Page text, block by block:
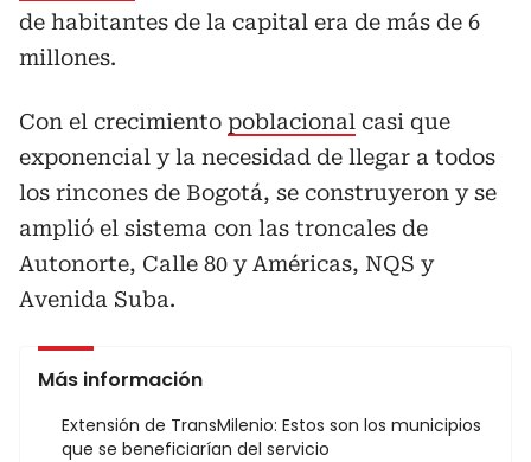
de habitantes de la capital era de más de 6
millones.
Con el crecimiento poblacional casi que
exponencial y la necesidad de llegar a todos
los rincones de Bogotá, se construyeron y se
amplió el sistema con las troncales de
Autonorte, Calle 80 y Américas, NQS y
Avenida Suba.
Más información
Extensión de TransMilenio: Estos son los municipios
que se beneficiarían del servicio